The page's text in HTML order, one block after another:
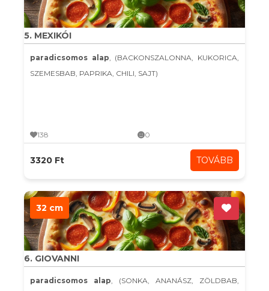
5. MEXIKÓI
paradicsomos alap, (BACKONSZALONNA, KUKORICA,
SZEMESBAB, PAPRIKA, CHILI, SAJT)
138 0
3320 Ft TOVÁBB
32 cm
6. GIOVANNI
paradicsomos alap, (SONKA, ANANÁSZ, ZÖLDBAB,